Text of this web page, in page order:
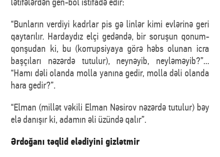
“Bunların verdiyi kadrlar pis gə linlər kimi evlərinə geri
qaytarılır. Hardaydız elçi gedəndə, bir soruşun qonum-
qonşudan ki, bu (korrupsiyaya görə həbs olunan icra
başçıları nəzərdə tutulur), neynəyib, neyləməyib?”...
“Hamı dəli olanda molla yanına gedir, molla dəli olanda
hara gedir?”.
“Elman (millət vəkili Elman Nəsirov nəzərdə tutulur) bəy
elə danışır ki, adamın əli üzündə qalır”.
Ərdoğanı təqlid elədiyini gizlətmir